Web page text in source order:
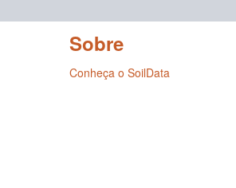
Sobre
Conheça o SoilData